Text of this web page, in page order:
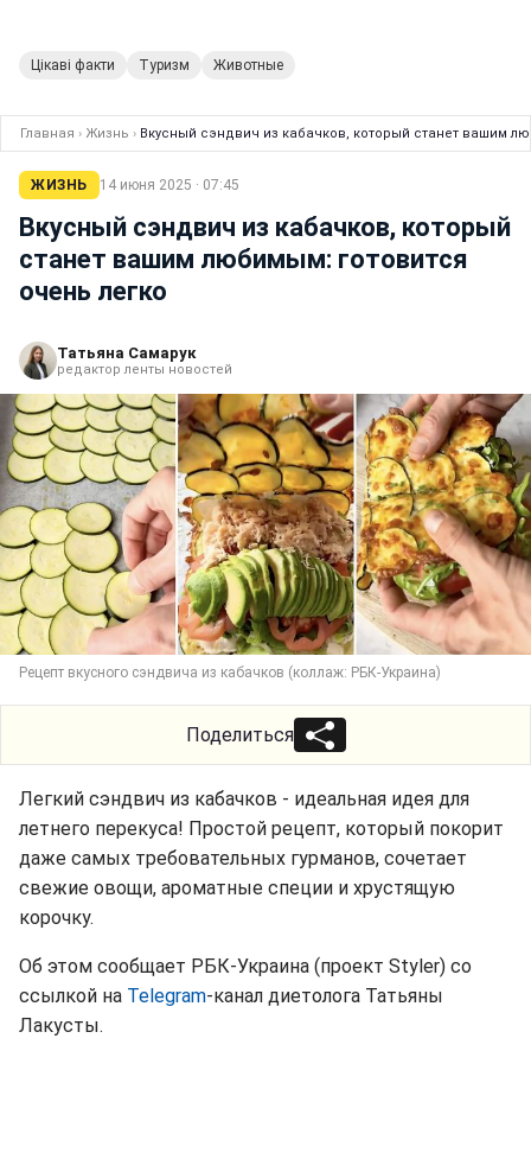
Цікаві факти Туризм Животные
Главная › Жизнь › Вкусный сэндвич из кабачков, который станет вашим
ЖИЗНЬ 14 июня 2025 · 07:45
Вкусный сэндвич из кабачков, который
станет вашим любимым: готовится
очень легко
Татьяна Самарук
редактор ленты новостей
Рецепт вкусного сэндвича из кабачков (коллаж: РБК-Украина)
Поделиться
Легкий сэндвич из кабачков - идеальная идея для
летнего перекуса! Простой рецепт, который покорит
даже самых требовательных гурманов, сочетает
свежие овощи, ароматные специи и хрустящую
корочку.
Об этом сообщает РБК-Украина (проект Styler) со
ссылкой на Telegram-канал диетолога Татьяны
Лакусты.